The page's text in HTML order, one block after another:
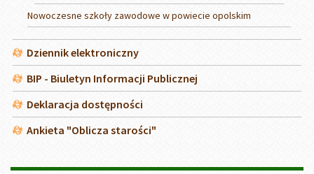
Nowoczesne szkoły zawodowe w powiecie opolskim
Dziennik elektroniczny
BIP - Biuletyn Informacji Publicznej
Deklaracja dostępności
Ankieta "Oblicza starości"